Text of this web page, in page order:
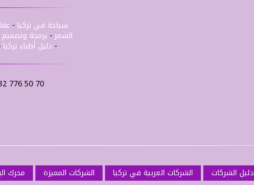
سياحة في تركيا -
الشعر - برمجة
- دليل أطباء تركيا
776 50 70
دليل الشركات الشركات العربية في تركيا الشركات المميزة محرك